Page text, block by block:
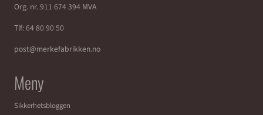
Org. nr. 911 674 394 MVA
Tlf:64 80 90 50
post@merkefabrikken.no
Meny
Sikkerhetsbloggen